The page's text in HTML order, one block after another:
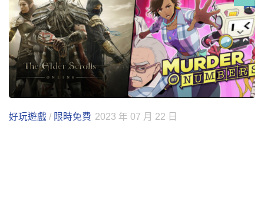
好玩遊戲 / 限時免費 2023 年 07 月 22 日